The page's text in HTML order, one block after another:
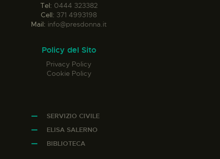
Tel: 0444 323382
Cell: 371 4993198
Mail: info@presdonna.it
Policy del Sito
Privacy Policy
Cookie Policy
SERVIZIO CIVILE
ELISA SALERNO
BIBLIOTECA